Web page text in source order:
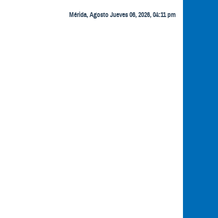
Mérida, Agosto Jueves 06, 2026, 04:11 pm